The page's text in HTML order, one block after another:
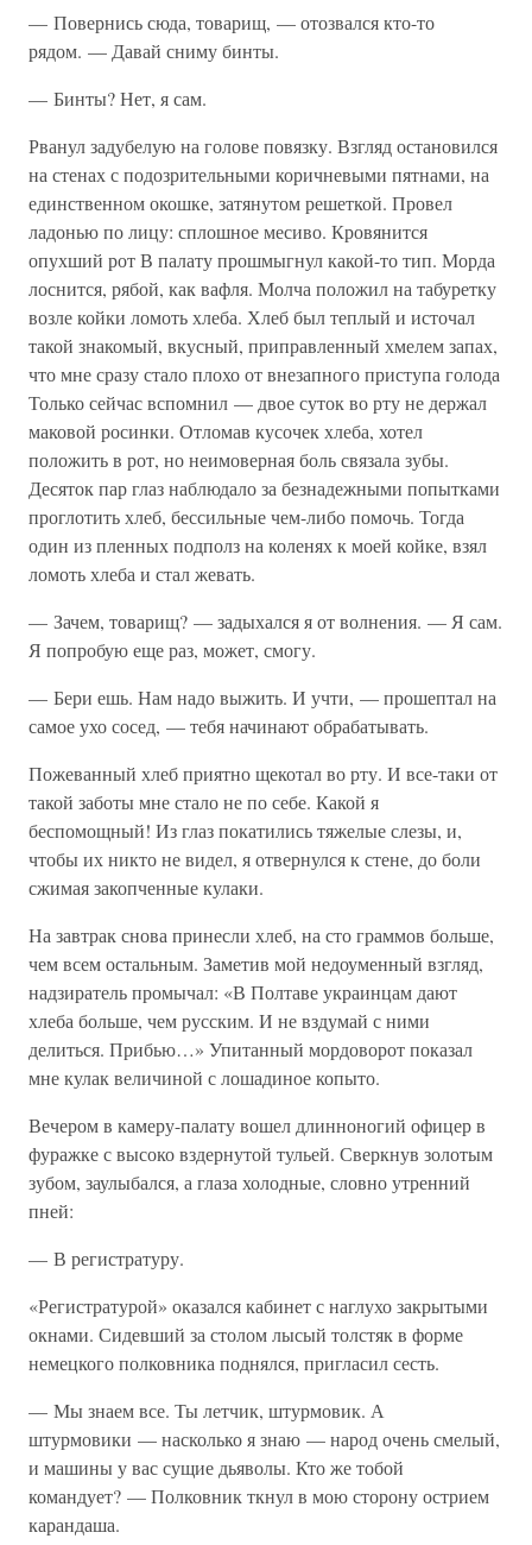
— Повернись сюда, товарищ, — отозвался кто-то
рядом. — Давай сниму бинты.
— Бинты? Нет, я сам.
Рванул задубелую на голове повязку. Взгляд остановился
на стенах с подозрительными коричневыми пятнами, на
единственном окошке, затянутом решеткой. Провел
ладонью по лицу: сплошное месиво. Кровянится
опухший рот В палату прошмыгнул какой-то тип. Морда
лоснится, рябой, как вафля. Молча положил на табуретку
возле койки ломоть хлеба. Хлеб был теплый и источал
такой знакомый, вкусный, приправленный хмелем запах,
что мне сразу стало плохо от внезапного приступа голода
Только сейчас вспомнил — двое суток во рту не держал
маковой росинки. Отломав кусочек хлеба, хотел
положить в рот, но неимоверная боль связала зубы.
Десяток пар глаз наблюдало за безнадежными попытками
проглотить хлеб, бессильные чем-либо помочь. Тогда
один из пленных подполз на коленях к моей койке, взял
ломоть хлеба и стал жевать.
— Зачем, товарищ? — задыхался я от волнения. — Я сам.
Я попробую еще раз, может, смогу.
— Бери ешь. Нам надо выжить. И учти, — прошептал на
самое ухо сосед, — тебя начинают обрабатывать.
Пожеванный хлеб приятно щекотал во рту. И все-таки от
такой заботы мне стало не по себе. Какой я
беспомощный! Из глаз покатились тяжелые слезы, и,
чтобы их никто не видел, я отвернулся к стене, до боли
сжимая закопченные кулаки.
На завтрак снова принесли хлеб, на сто граммов больше,
чем всем остальным. Заметив мой недоуменный взгляд,
надзиратель промычал: «В Полтаве украинцам дают
хлеба больше, чем русским. И не вздумай с ними
делиться. Прибью…» Упитанный мордоворот показал
мне кулак величиной с лошадиное копыто.
Вечером в камеру-палату вошел длинноногий офицер в
фуражке с высоко вздернутой тульей. Сверкнув золотым
зубом, заулыбался, а глаза холодные, словно утренний
пней:
— В регистратуру.
«Регистратурой» оказался кабинет с наглухо закрытыми
окнами. Сидевший за столом лысый толстяк в форме
немецкого полковника поднялся, пригласил сесть.
— Мы знаем все. Ты летчик, штурмовик. А
штурмовики — насколько я знаю — народ очень смелый,
и машины у вас сущие дьяволы. Кто же тобой
командует? — Полковник ткнул в мою сторону острием
карандаша.